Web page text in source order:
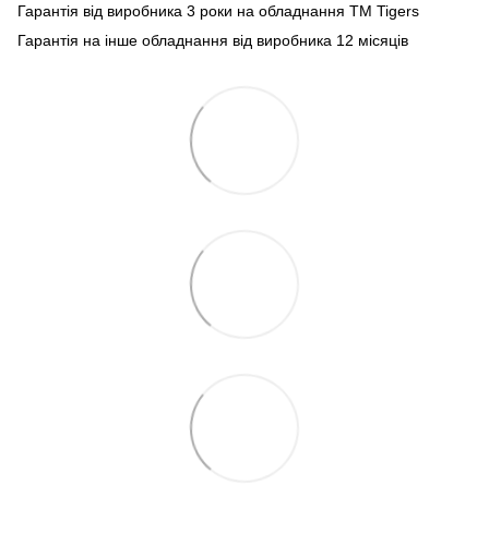
Гарантія від виробника 3 роки на обладнання TM Tigers
Гарантія на інше обладнання від виробника 12 місяців